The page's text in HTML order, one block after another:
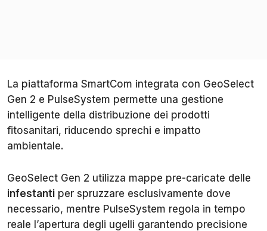
La piattaforma SmartCom integrata con GeoSelect
Gen 2 e PulseSystem permette una gestione
intelligente della distribuzione dei prodotti
fitosanitari, riducendo sprechi e impatto
ambientale.
GeoSelect Gen 2 utilizza mappe pre-caricate delle
infestanti per spruzzare esclusivamente dove
necessario, mentre PulseSystem regola in tempo
reale l’apertura degli ugelli garantendo precisione